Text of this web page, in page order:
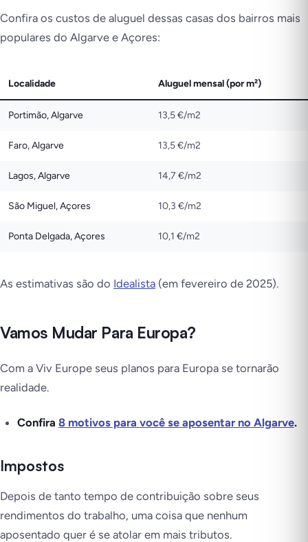
Confira os custos de aluguel dessas casas dos bairros mais
populares do Algarve e Açores:
Localidade Aluguel mensal (por m²)
Portimão, Algarve 13,5 €/m2
Faro, Algarve 13,5 €/m2
Lagos, Algarve 14,7 €/m2
São Miguel, Açores 10,3 €/m2
Ponta Delgada, Açores 10,1 €/m2
As estimativas são do Idealista (em fevereiro de 2025).
Vamos Mudar Para Europa?
Com a Viv Europe seus planos para Europa se tornarão
realidade.
Confira 8 motivos para você se aposentar no Algarve.
Impostos
Depois de tanto tempo de contribuição sobre seus
rendimentos do trabalho, uma coisa que nenhum
aposentado quer é se atolar em mais tributos.